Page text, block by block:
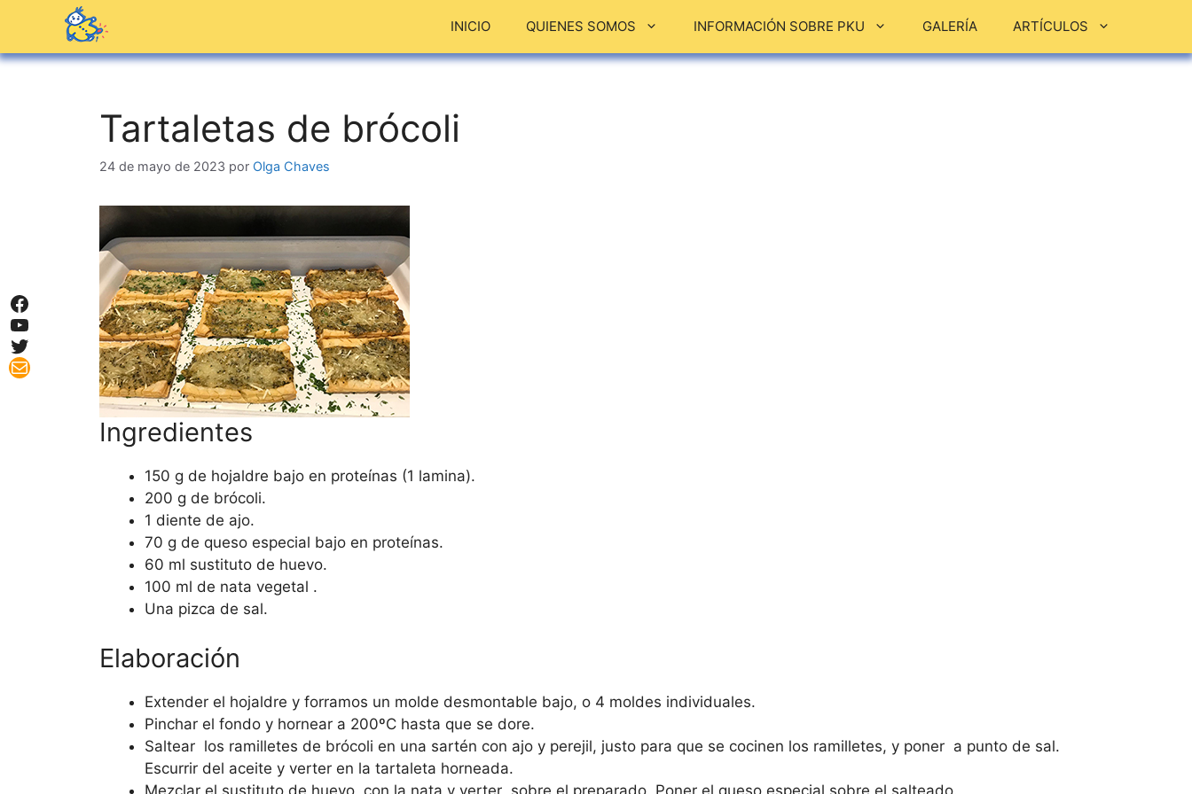
contenido
INICIO QUIENES SOMOS INFORMACIÓN SOBRE PKU GALERÍA ARTÍCULOS
Facebook
YouTube
Twitter
Mail
Tartaletas de brócoli
24 de mayo de 2023 por Olga Chaves
Ingredientes
150 g de hojaldre bajo en proteínas (1 lamina).
200 g de brócoli.
1 diente de ajo.
70 g de queso especial bajo en proteínas.
60 ml sustituto de huevo.
100 ml de nata vegetal .
Una pizca de sal.
Elaboración
Extender el hojaldre y forramos un molde desmontable bajo, o 4 moldes individuales.
Pinchar el fondo y hornear a 200ºC hasta que se dore.
Saltear los ramilletes de brócoli en una sartén con ajo y perejil, justo para que se cocinen los ramilletes, y poner a punto de sal.
Escurrir del aceite y verter en la tartaleta horneada.
Mezclar el sustituto de huevo con la nata y verter sobre el preparado. Poner el queso especial sobre el salteado.